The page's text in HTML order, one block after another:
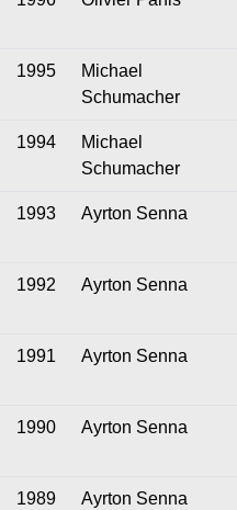
1995
Michael
Schumacher
1994
Michael
Schumacher
1993 Ayrton Senna
1992 Ayrton Senna
1991 Ayrton Senna
1990 Ayrton Senna
1989 Ayrton Senna